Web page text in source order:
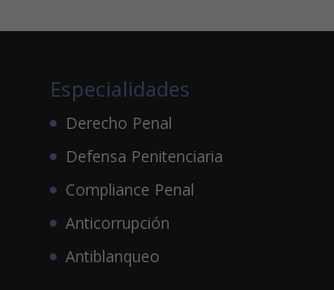
Especialidades
Derecho Penal
Defensa Penitenciaria
Compliance Penal
Anticorrupción
Antiblanqueo